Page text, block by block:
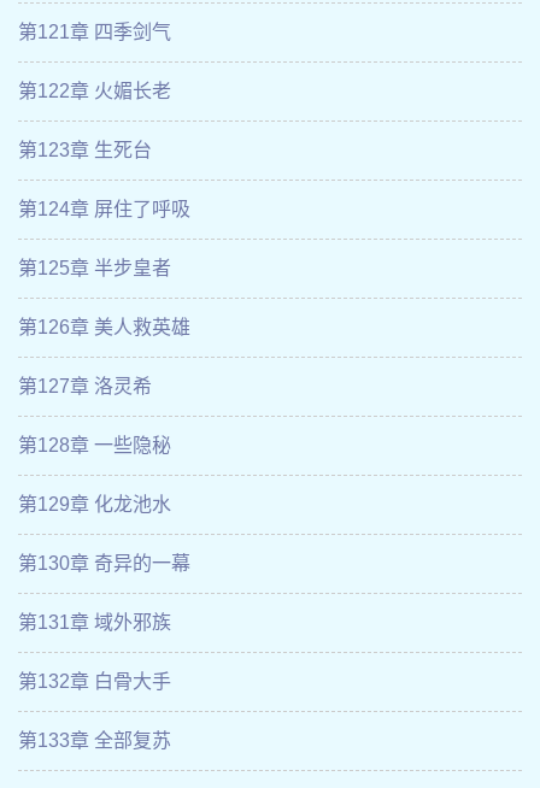
第121章 四季剑气
第122章 火媚长老
第123章 生死台
第124章 屏住了呼吸
第125章 半步皇者
第126章 美人救英雄
第127章 洛灵希
第128章 一些隐秘
第129章 化龙池水
第130章 奇异的一幕
第131章 域外邪族
第132章 白骨大手
第133章 全部复苏